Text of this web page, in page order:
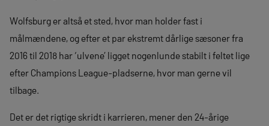
Wolfsburg er altså et sted, hvor man holder fast i
målmændene, og efter et par ekstremt dårlige sæsoner fra
2016 til 2018 har ‘ulvene’ ligget nogenlunde stabilt i feltet lige
efter Champions League-pladserne, hvor man gerne vil
tilbage.
Det er det rigtige skridt i karrieren, mener den 24-årige